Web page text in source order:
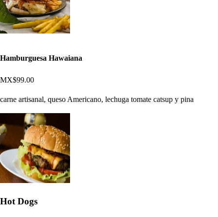
Hamburguesa Hawaiana
MX$99.00
carne artisanal, queso Americano, lechuga tomate catsup y pina
Hot Dogs